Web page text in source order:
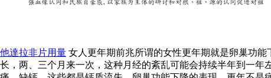
他達拉非片用量 女人更年期前兆所谓的女性更年期就是卵巢功
长，两、三个月来一次，这种月经的紊乱可能会持续半年到一